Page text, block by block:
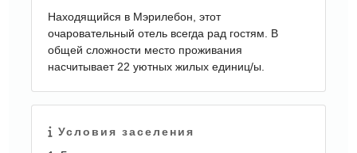
Находящийся в Мэрилебон, этот
очаровательный отель всегда рад гостям. В
общей сложности место проживания
насчитывает 22 уютных жилых единиц/ы.
Условия заселения